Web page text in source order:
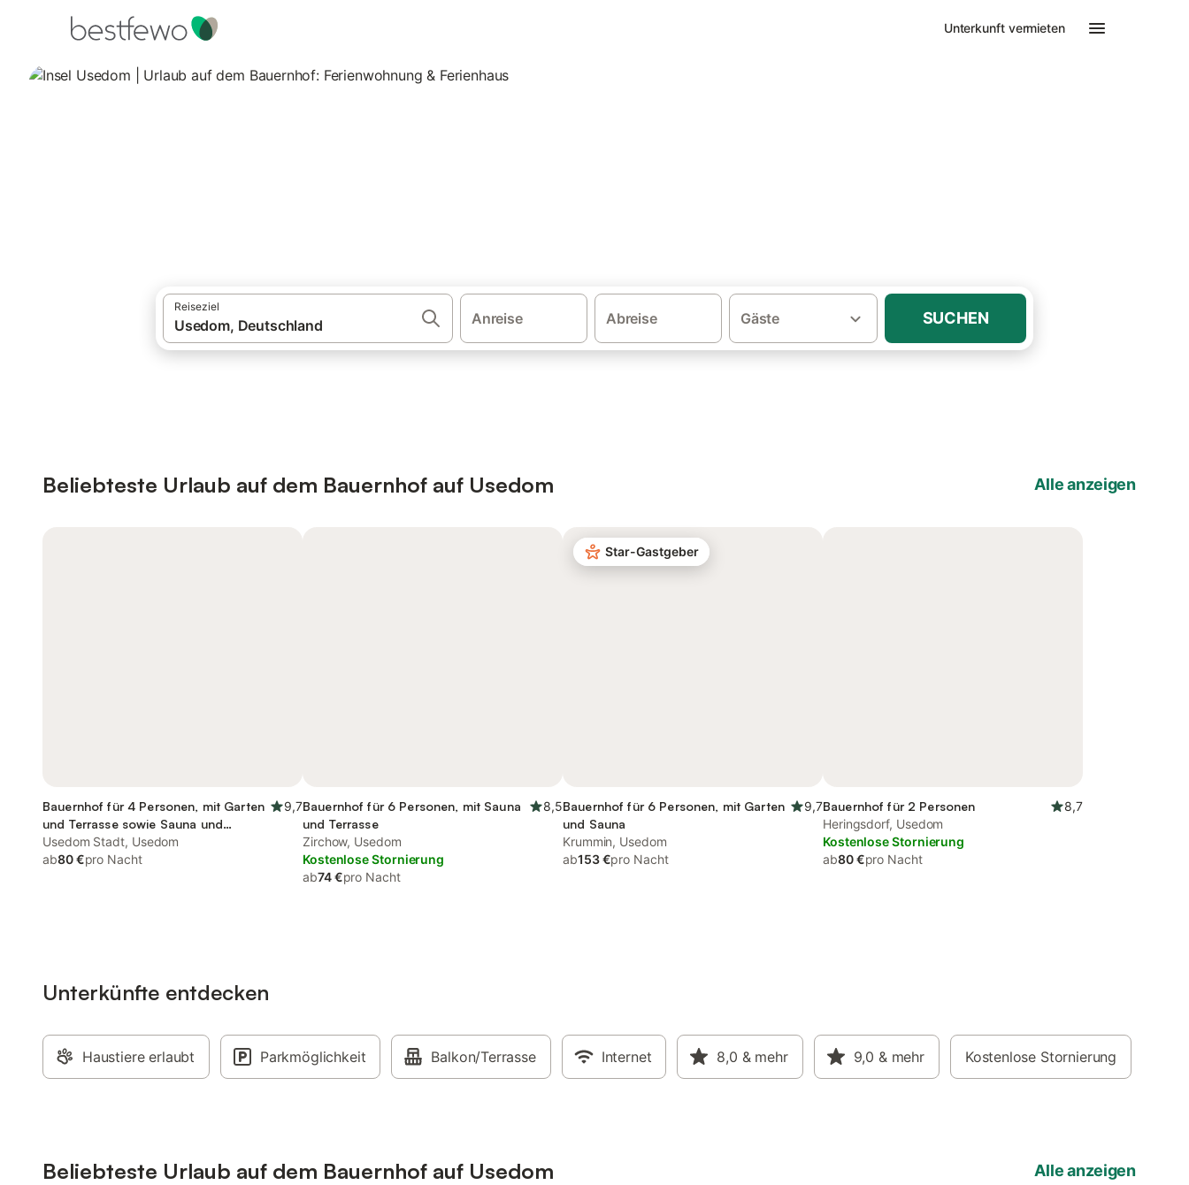
Unterkunft vermieten
Reiseziel
Anreise Abreise Gäste SUCHEN
Beliebteste Urlaub auf dem Bauernhof auf Usedom Alle anzeigen
Bauernhof für 4 Personen, mit Garten
und Terrasse sowie Sauna und
Seeblick
9,7
Usedom Stadt, Usedom
ab80 €pro Nacht
Bauernhof für 6 Personen, mit Sauna
und Terrasse
8,5
Zirchow, Usedom
Kostenlose Stornierung
ab74 €pro Nacht
Star-Gastgeber
Bauernhof für 6 Personen, mit Garten
und Sauna
9,7
Krummin, Usedom
ab153 €pro Nacht
Bauernhof für 2 Personen
8,7
Heringsdorf, Usedom
Kostenlose Stornierung
ab80 €pro Nacht
Unterkünfte entdecken
Haustiere erlaubt Parkmöglichkeit Balkon/Terrasse Internet 8,0 & mehr 9,0 & mehr Kostenlose Stornierung
Beliebteste Urlaub auf dem Bauernhof auf Usedom Alle anzeigen